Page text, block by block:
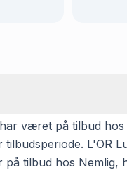
været på tilbud
L'OR
tilbud hos Nemlig,